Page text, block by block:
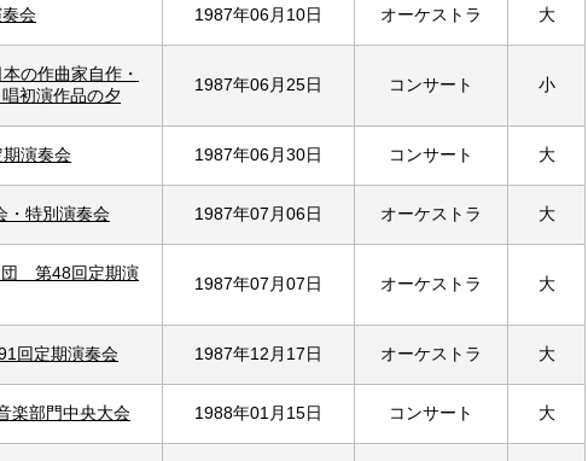
会 1987年06月10日 オーケストラ 大
の作曲家自作・
初演作品の夕
1987年06月25日 コンサート 小
演奏会 1987年06月30日 コンサート 大
・特別演奏会 1987年07月06日 オーケストラ 大
団 第48回定期演
1987年07月07日 オーケストラ 大
回定期演奏会 1987年12月17日 オーケストラ 大
部門中央大会 1988年01月15日 コンサート 大